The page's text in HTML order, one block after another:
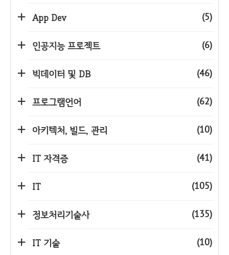
App Dev (5)
인공지능 프로젝트 (6)
빅데이터 및 DB (46)
프로그램언어 (62)
아키텍처, 빌드, 관리 (10)
IT 자격증 (41)
IT (105)
정보처리기술사 (135)
IT 기술 (10)